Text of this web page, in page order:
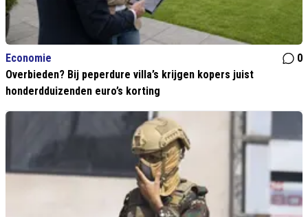
Economie
0
Overbieden? Bij peperdure villa’s krijgen kopers juist
honderdduizenden euro’s korting